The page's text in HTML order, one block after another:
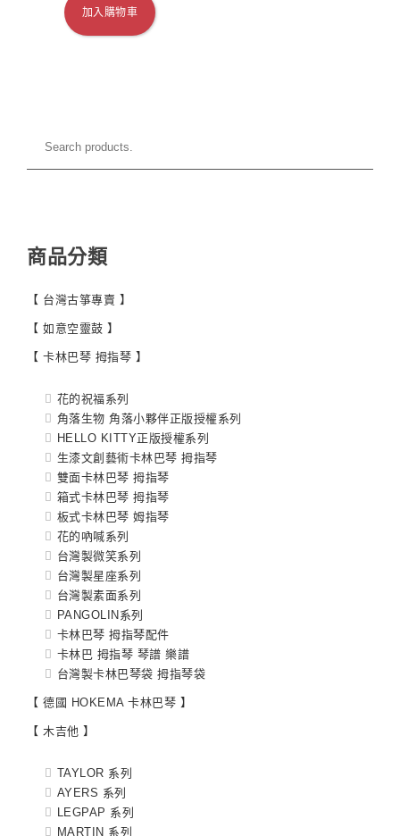
加入購物車
商品分類
【 台灣古箏專賣 】
【 如意空靈鼓 】
【 卡林巴琴 拇指琴 】
花的祝福系列
角落生物 角落小夥伴正版授權系列
HELLO KITTY正版授權系列
生漆文創藝術卡林巴琴 拇指琴
雙面卡林巴琴 拇指琴
箱式卡林巴琴 拇指琴
板式卡林巴琴 姆指琴
花的吶喊系列
台灣製微笑系列
台灣製星座系列
台灣製素面系列
PANGOLIN系列
卡林巴琴 拇指琴配件
卡林巴 拇指琴 琴譜 樂譜
台灣製卡林巴琴袋 拇指琴袋
【 德國 HOKEMA 卡林巴琴 】
【 木吉他 】
TAYLOR 系列
AYERS 系列
LEGPAP 系列
MARTIN 系列